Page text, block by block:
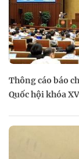
Thông cáo báo
Quốc hội khóa